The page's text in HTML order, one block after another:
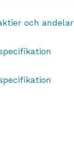
och andelar